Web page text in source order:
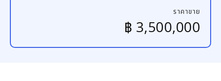
ราคาขาย
฿ 3,500,000